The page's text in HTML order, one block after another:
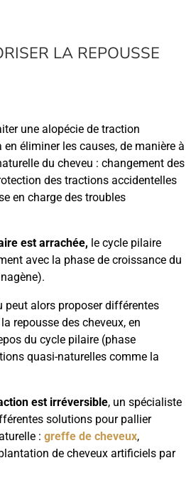
LA REPOUSSE
une alopécie de traction
éliminer les causes, de manière à
du cheveu : changement des
des tractions accidentelles
en charge des troubles
est arrachée, le cycle pilaire
avec la phase de croissance du
peut alors proposer différentes
repousse des cheveux, en
du cycle pilaire (phase
quasi-naturelles comme la
est irréversible, un spécialiste
solutions pour pallier
: greffe de cheveux,
de cheveux artificiels par